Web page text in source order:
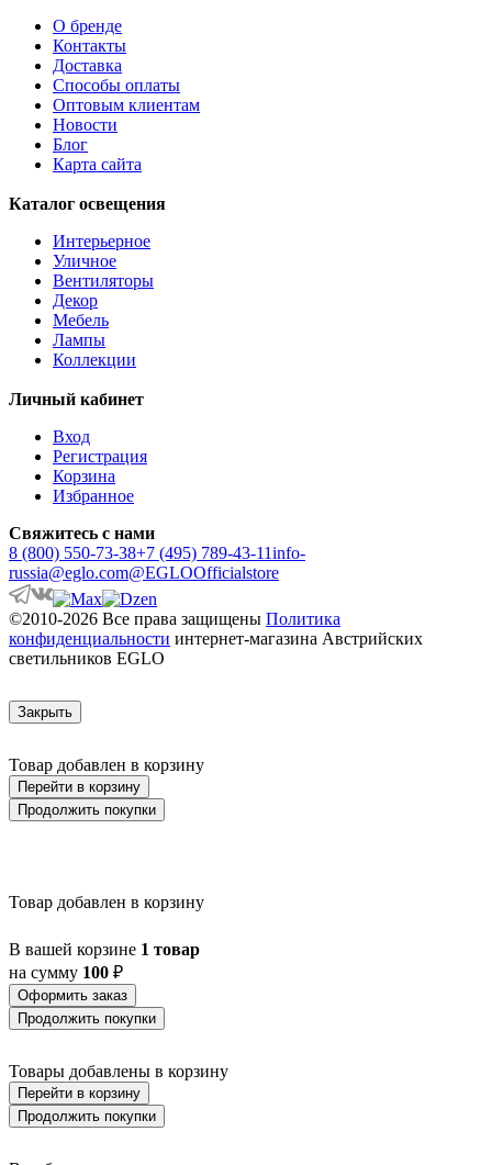
AMBATOBE
AMBILOBE
AMBONDRONA
AMBORIALA
AMEZAGA
AMOATSY
AMPITABE
AMSFIELD 1
ANJABE
ANTELAO
ANTIPOLO
ANWICK
ANWICK 1
ANZINO
APRICALE
ARACENA
ARANZOLA
ARGOLIS 2
ARISCANI
ARISCANI 2
ARNHEM
ARTANA
ASBY
ASINDRO
ATOLLARI
AULIYE
AUROTONELLO
AUSTELL
BABIRIK
BAILRIGG
BALIGIAN
BALIGUIAN
BALLINA
BALMAHA
BANI
BARBOTTO
BARI-M
BARNSTAPLE
BASALGO 1
BASILANO
BASILDON
BATALLAS
BAZELY
BELCREDA
BELESAR
О бренде
Контакты
Доставка
Способы оплаты
Оптовым клиентам
Новости
Блог
Карта сайта
Каталог освещения
Интерьерное
Уличное
Вентиляторы
Декор
Мебель
Лампы
Коллекции
Личный кабинет
Вход
Регистрация
Корзина
Избранное
Свяжитесь с нами
8 (800) 550-73-38+7 (495) 789-43-11info-
russia@eglo.com@EGLOOfficialstore
©2010-2026 Все права защищены Политика
конфиденциальности интернет-магазина Австрийских
светильников EGLO
Закрыть
Товар добавлен в корзину
Перейти в корзину
Продолжить покупки
Товар добавлен в корзину
В вашей корзине 1 товар
на сумму 100 ₽
Оформить заказ
Продолжить покупки
Товары добавлены в корзину
Перейти в корзину
Продолжить покупки